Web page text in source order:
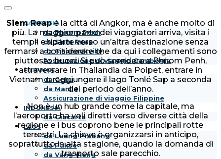
CAMBOGIA
da Phnom Penh
da Siem Reap
da Sihanoukville
Assicurazione di viaggio Cambogia
FILIPPINE
da Cebu
da Manila
Assicurazione di viaggio Filippine
INDONESIA
da Giacarta
LAOS
da Luang Prabang
da Pakse
da Vang Vieng
Siem Reapè la città di Angkor, ma è anche molto di
più. La maggior parte dei viaggiatori arriva, visita i
templi e riparte verso un’altra destinazione senza
fermarsi a considerare che da qui i collegamenti sono
piuttosto buoni. Si può scendere a Phnom Penh,
attraversare in Thailandia da Poipet, entrare in
Vietnam o raggiungere il lago Tonlé Sap a seconda
del periodo dell’anno.
Non è un hub grande come la capitale, ma
l’aeroporto ha voli diretti verso diverse città della
regione e i bus coprono bene le principali rotte
terrestri. La chiave è organizzarsi in anticipo,
soprattutto in alta stagione, quando la domanda di
trasporto sale parecchio.